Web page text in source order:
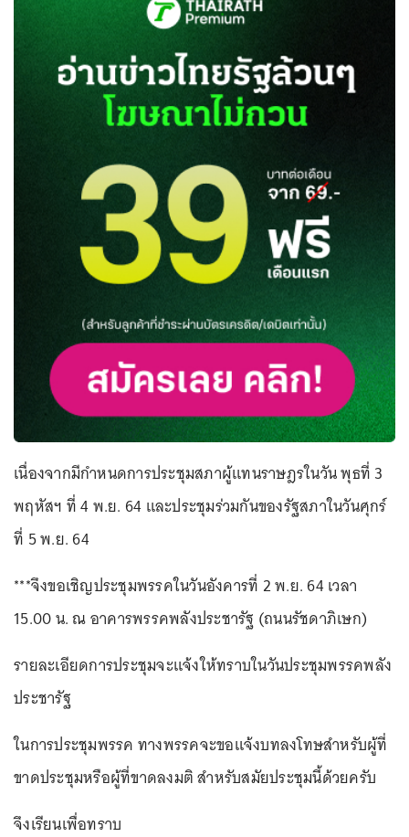
เนื่องจากมีกำหนดการประชุมสภาผู้แทนราษฎรในวัน พุธที่ 3
พฤหัสฯ ที่ 4 พ.ย. 64 และประชุมร่วมกันของรัฐสภาในวันศุกร์
ที่ 5 พ.ย. 64
***จึงขอเชิญประชุมพรรคในวันอังคารที่ 2 พ.ย. 64 เวลา
15.00 น. ณ อาคารพรรคพลังประชารัฐ (ถนนรัชดาภิเษก)
รายละเอียดการประชุมจะแจ้งให้ทราบในวันประชุมพรรคพลัง
ประชารัฐ
ในการประชุมพรรค ทางพรรคจะขอแจ้งบทลงโทษสำหรับผู้ที่
ขาดประชุมหรือผู้ที่ขาดลงมติ สำหรับสมัยประชุมนี้ด้วยครับ
จึงเรียนเพื่อทราบ